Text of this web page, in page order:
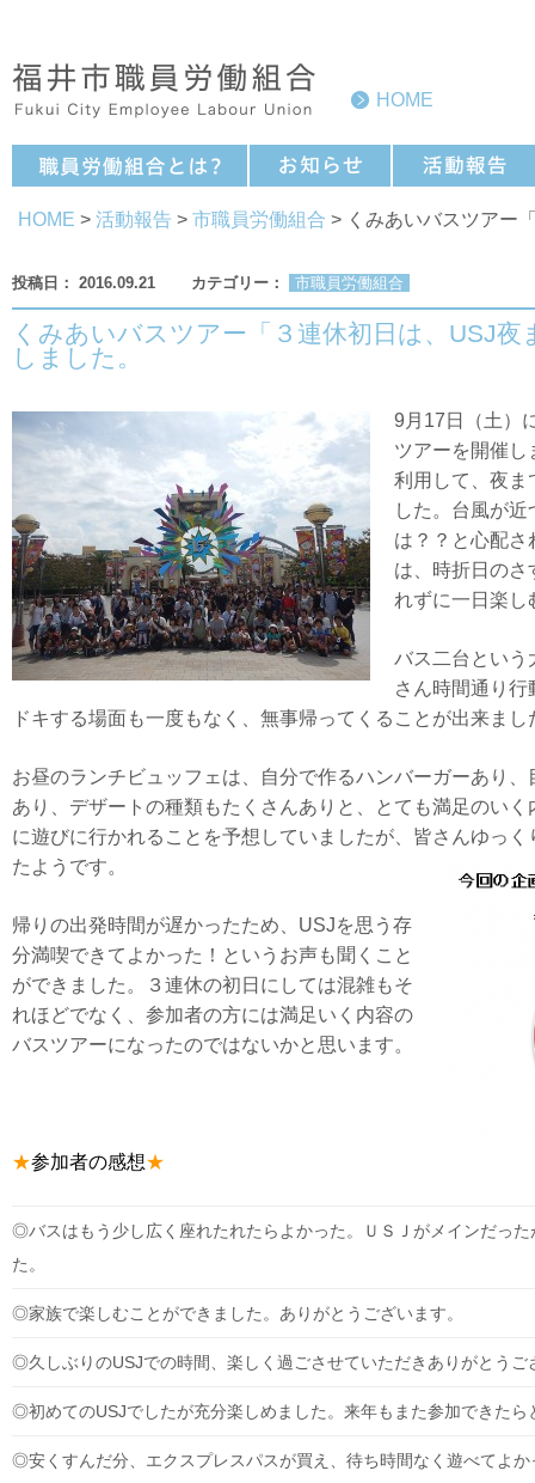
HOME
HOME > 活動報告 > 市職員労働組合 > くみあいバスツアー
2016.09.21 市職員労働組合
くみあいバスツアー「３連休初日は、USJ夜
しました。
9月17日（土）
ツアーを開催し
利用して、夜ま
した。台風が
は？？と心配さ
は、時折日のさ
れずに一日楽し
バス二台という
さん時間通り
ドキする場面も一度もなく、無事帰ってくることが出来まし
お昼のランチビュッフェは、自分で作るハンバーガーあり
あり、デザートの種類もたくさんありと、とても満足のい
に遊びに行かれることを予想していましたが、皆さんゆっ
たようです。
帰りの出発時間が遅かったため、USJを思う存
分満喫できてよかった！というお声も聞くこと
ができました。３連休の初日にしては混雑もそ
れほどでなく、参加者の方には満足いく内容の
バスツアーになったのではないかと思います。
★参加者の感想★
◎バスはもう少し広く座れたれたらよかった。ＵＳＪがメインだっ
た。
◎家族で楽しむことができました。ありがとうございます。
◎久しぶりのUSJでの時間、楽しく過ごさせていただきありがとうご
◎初めてのUSJでしたが充分楽しめました。来年もまた参加できたら
◎安くすんだ分、エクスプレスパスが買え、待ち時間なく遊べてよか